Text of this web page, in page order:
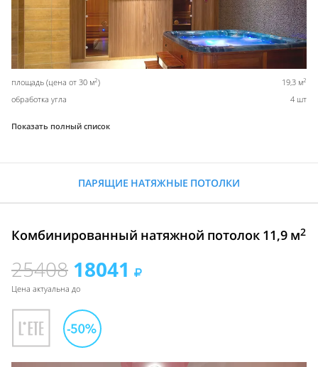
площадь (цена от 30 м2) 19,3 м2
обработка угла 4 шт
Показать полный список
ПАРЯЩИЕ НАТЯЖНЫЕ ПОТОЛКИ
Комбинированный натяжной потолок 11,9 м2
25408 18041
Цена актуальна до